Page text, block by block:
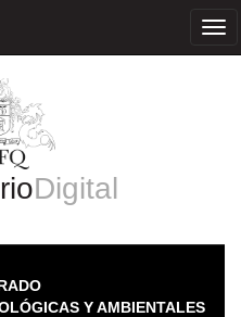
Digital
Y AMBIENTALES